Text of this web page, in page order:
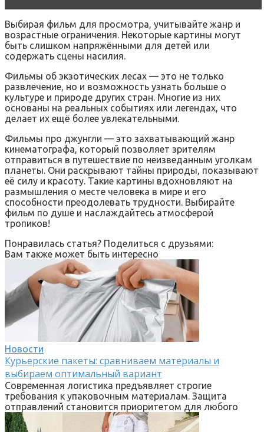
Выбирая фильм для просмотра, учитывайте жанр и
возрастные ограничения. Некоторые картины могут
быть слишком напряжёнными для детей или
содержать сцены насилия.
Фильмы об экзотических лесах — это не только
развлечение, но и возможность узнать больше о
культуре и природе других стран. Многие из них
основаны на реальных событиях или легендах, что
делает их ещё более увлекательными.
Фильмы про джунгли — это захватывающий жанр
кинематографа, который позволяет зрителям
отправиться в путешествие по неизведанным уголкам
планеты. Они раскрывают тайны природы, показывают
её силу и красоту. Такие картины вдохновляют на
размышления о месте человека в мире и его
способности преодолевать трудности. Выбирайте
фильм по душе и наслаждайтесь атмосферой
тропиков!
Понравилась статья? Поделиться с друзьями:
Вам также может быть интересно
Новости
Курьерские пакеты: сравниваем материалы и
выбираем оптимальный вариант
Современная логистика предъявляет строгие
требования к упаковочным материалам. Защита
отправлений становится приоритетом для любого